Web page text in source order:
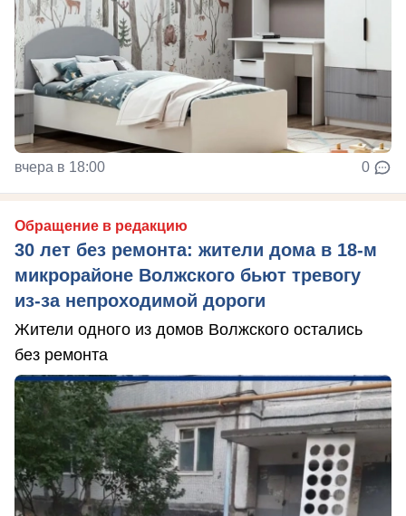
вчера в 18:00 0
Обращение в редакцию
30 лет без ремонта: жители дома в 18‑м
микрорайоне Волжского бьют тревогу
из‑за непроходимой дороги
Жители одного из домов Волжского остались
без ремонта